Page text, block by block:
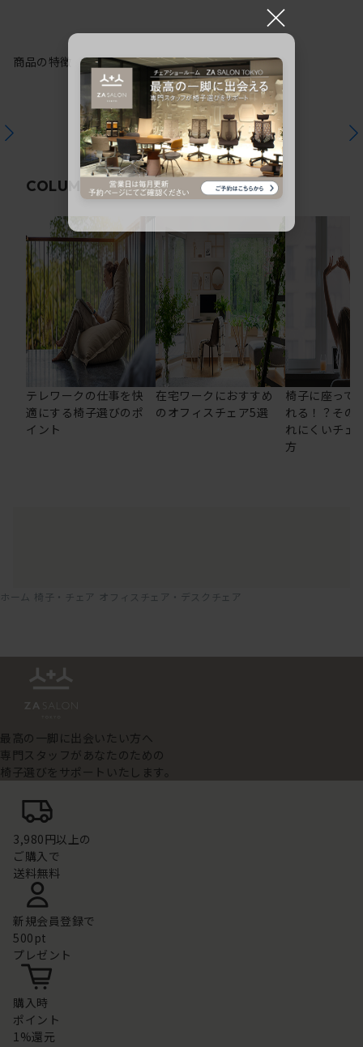
商品の特徴
COLUMN関連コラム
テレワークの仕事を快
適にする椅子選びのポ
イント
在宅ワークにおすすめ
のオフィスチェア5選
椅子に座って
れる！？その
れにくいチェ
方
ホーム 椅子・チェア オフィスチェア・デスクチェア
最高の一脚に出会いたい方へ
専門スタッフがあなたのための
椅子選びをサポートいたします。
3,980円以上の
ご購入で
送料無料
新規会員登録で
500pt
プレゼント
購入時
ポイント
1%還元
×